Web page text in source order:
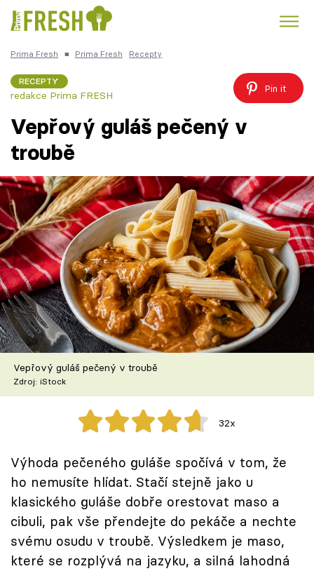
Česká kuchyně Čokoláda
Témata
Recepty
Články
TV Program
Škola vaření
Recepty z TV
Speciál: Cuketa
Těhotnej kuchař
Sledujte prima+
Přihlášení
Sledujte nás
Prima Fresh ■ Prima Fresh Recepty
RECEPTY
redakce Prima FRESH
Pin it
Vepřový guláš pečený v
troubě
Vepřový guláš pečený v troubě
Zdroj: iStock
32x
Výhoda pečeného guláše spočívá v tom, že
ho nemusíte hlídat. Stačí stejně jako u
klasického guláše dobře orestovat maso a
cibuli, pak vše přendejte do pekáče a nechte
svému osudu v troubě. Výsledkem je maso,
které se rozplývá na jazyku, a silná lahodná